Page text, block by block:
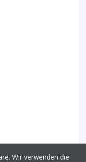
Wir verwenden die